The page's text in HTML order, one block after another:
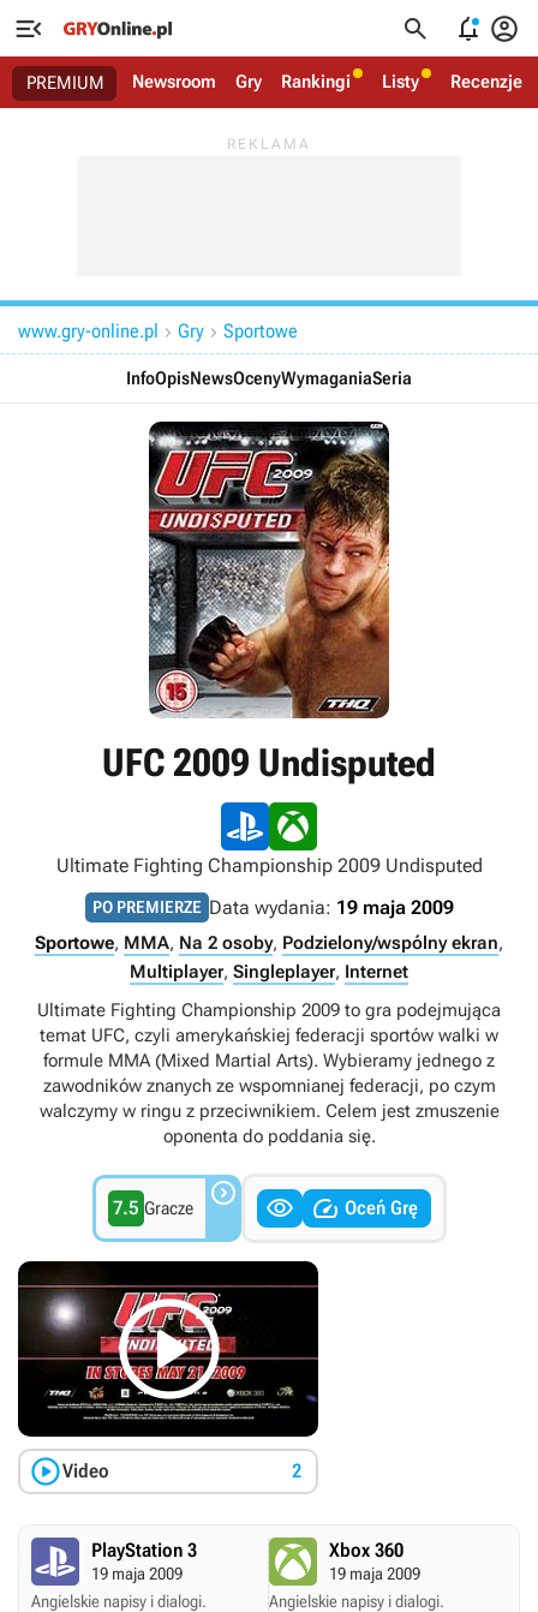
   
PREMIUM Newsroom Gry Rankingi Listy Recenzje
www.gry-online.pl  Gry  Sportowe
InfoOpisNewsOcenyWymaganiaSeria
UFC 2009 Undisputed
Ultimate Fighting Championship 2009 Undisputed
PO PREMIERZE Data wydania: 19 maja 2009
Sportowe, MMA, Na 2 osoby, Podzielony/wspólny ekran,
Multiplayer, Singleplayer, Internet
Ultimate Fighting Championship 2009 to gra podejmująca
temat UFC, czyli amerykańskiej federacji sportów walki w
formule MMA (Mixed Martial Arts). Wybieramy jednego z
zawodników znanych ze wspomnianej federacji, po czym
walczymy w ringu z przeciwnikiem. Celem jest zmuszenie
oponenta do poddania się.
7.5 Gracze    Oceń Grę

Video 2
PlayStation 3
19 maja 2009
Angielskie napisy i dialogi.
Xbox 360
19 maja 2009
Angielskie napisy i dialogi.